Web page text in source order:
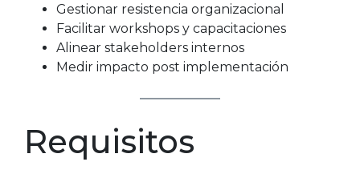
Gestionar resistencia organizacional
Facilitar workshops y capacitaciones
Alinear stakeholders internos
Medir impacto post implementación
Requisitos